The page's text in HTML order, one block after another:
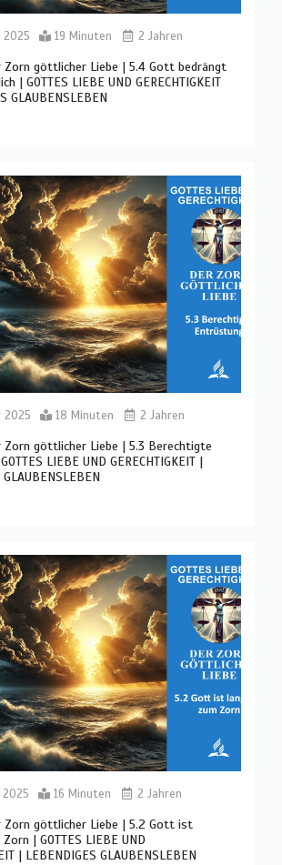
2025 19 Minuten 2 Jahren
Zorn göttlicher Liebe | 5.4 Gott bedrängt
| GOTTES LIEBE UND GERECHTIGKEIT
GLAUBENSLEBEN
2025 18 Minuten 2 Jahren
Zorn göttlicher Liebe | 5.3 Berechtigte
LIEBE UND GERECHTIGKEIT |
2025 16 Minuten 2 Jahren
Zorn göttlicher Liebe | 5.2 Gott ist
| GOTTES LIEBE UND
| LEBENDIGES GLAUBENSLEBEN